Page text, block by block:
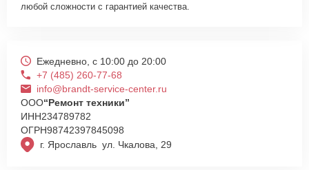
любой сложности с гарантией качества.
г. Ярославль ул. Чкалова, 29
Ежедневно, с 10:00 до 20:00
+7 (485) 260-77-68
info@brandt-service-center.ru
ООО“Ремонт техники”
ИНН234789782
ОГРН98742397845098